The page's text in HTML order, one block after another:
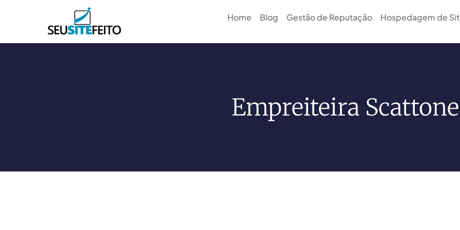
Home Blog Gestão de Reputação Hospedagem de
Empreiteira Scattone